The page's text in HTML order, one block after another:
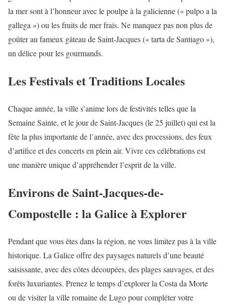
la mer sont à l’honneur avec le poulpe à la galicienne (« pulpo a la
gallega ») ou les fruits de mer frais. Ne manquez pas non plus de
goûter au fameux gâteau de Saint-Jacques (« tarta de Santiago »),
un délice pour les gourmands.
Les Festivals et Traditions Locales
Chaque année, la ville s’anime lors de festivités telles que la
Semaine Sainte, et le jour de Saint-Jacques (le 25 juillet) qui est la
fête la plus importante de l’année, avec des processions, des feux
d’artifice et des concerts en plein air. Vivre ces célébrations est
une manière unique d’appréhender l’esprit de la ville.
Environs de Saint-Jacques-de-
Compostelle : la Galice à Explorer
Pendant que vous êtes dans la région, ne vous limitez pas à la ville
historique. La Galice offre des paysages naturels d’une beauté
saisissante, avec des côtes découpées, des plages sauvages, et des
forêts luxuriantes. Prenez le temps d’explorer la Costa da Morte
ou de visiter la ville romaine de Lugo pour compléter votre